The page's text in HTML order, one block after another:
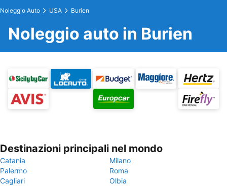
Noleggio Auto USA Burien
Noleggio auto in Burien
Destinazioni principali nel mondo
Catania
Milano
Palermo
Roma
Cagliari
Olbia